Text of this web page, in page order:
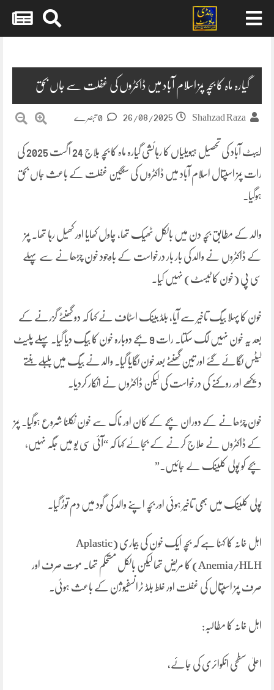
گیارہ ماہ کا بچہ پمز اسلام آباد میں ڈاکٹروں کی غفلت سے جاں بحق
Shahzad Raza
26/08/2025
ایبٹ آباد کی تحصیل ہیویلیاں کا رہائشی گیارہ ماہ کا بچہ بلاج 24 اگست 2025 کی
رات پمز اسپتال اسلام آباد میں ڈاکٹروں کی سنگین غفلت کے باعث جاں بحق
ہوگیا۔
والد کے مطابق بچہ دن میں بالکل ٹھیک تھا، چاول کھایا اور کھیل رہا تھا۔ پمز
کے ڈاکٹروں نے والد کی بار بار درخواست کے باوجود خون چڑھانے سے پہلے
سی پی (خون کا ٹیسٹ) نہیں کیا۔
خون کا پہلا بیگ تاخیر سے آیا، بلڈ بینک اسٹاف نے کہا کہ دو گھنٹے گزرنے کے
بعد یہ خون نہیں لگ سکتا۔ رات 9 بجے دوبارہ خون کا بیگ دیا گیا۔ پہلے پلیٹ
لیٹس لگائے گئے اور تین گھنٹے بعد خون لگایا گیا۔ والد نے بیگ میں بلبلے بنتے
دیکھے اور روکنے کی درخواست کی لیکن ڈاکٹروں نے انکار کردیا۔
خون چڑھانے کے دوران بچے کے کان اور ناک سے خون نکلنا شروع ہوگیا۔ پمز
کے ڈاکٹروں نے علاج کرنے کے بجائے کہا کہ “آئی سی یو میں جگہ نہیں،
بچے کو پولی کلینک لے جائیں۔”
پولی کلینک میں بھی تاخیر ہوئی اور بچہ اپنے والد کی گود میں دم توڑ گیا۔
اہل خانہ کا کہنا ہے کہ بچہ ایک خون کی بیماری (Aplastic
Anemia/HLH) کا مریض تھا لیکن بالکل مستحکم تھا۔ موت صرف اور
صرف پمز اسپتال کی غفلت اور غلط بلڈ ٹرانسفیوژن کے باعث ہوئی۔
اہل خانہ کا مطالبہ:
اعلیٰ سطحی انکوائری کی جائے،